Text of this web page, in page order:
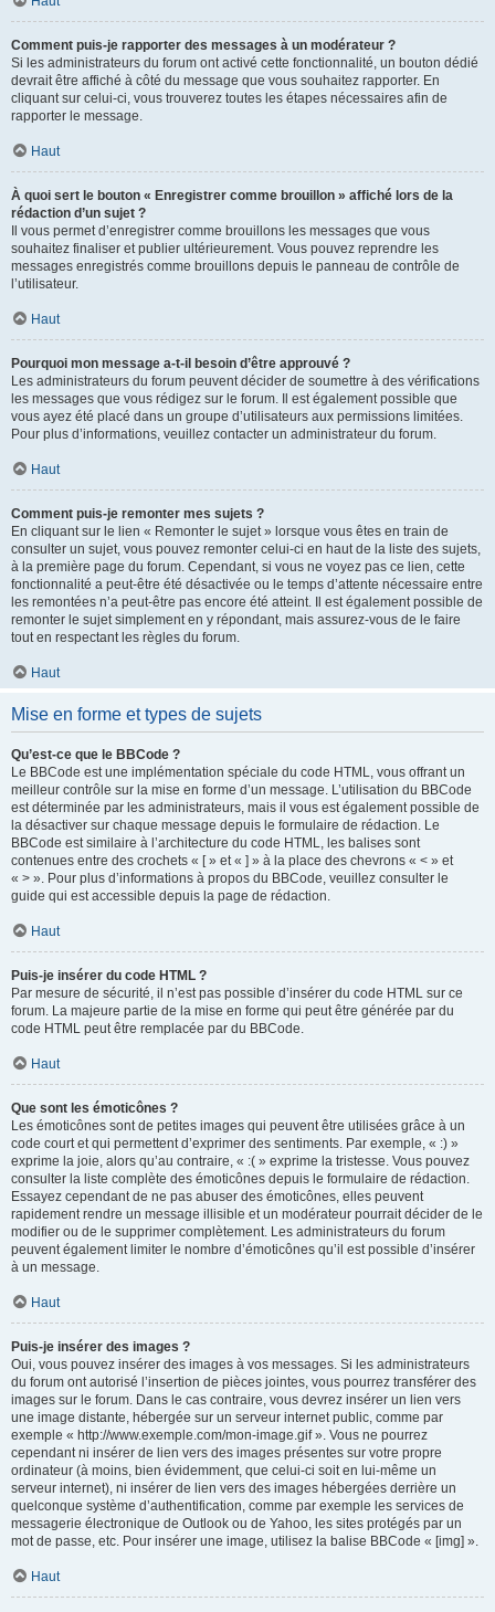
Comment puis-je rapporter des messages à un modérateur ?
Si les administrateurs du forum ont activé cette fonctionnalité, un bouton dédié
devrait être affiché à côté du message que vous souhaitez rapporter. En
cliquant sur celui-ci, vous trouverez toutes les étapes nécessaires afin de
rapporter le message.
Haut
À quoi sert le bouton « Enregistrer comme brouillon » affiché lors de la
rédaction d’un sujet ?
Il vous permet d’enregistrer comme brouillons les messages que vous
souhaitez finaliser et publier ultérieurement. Vous pouvez reprendre les
messages enregistrés comme brouillons depuis le panneau de contrôle de
l’utilisateur.
Haut
Pourquoi mon message a-t-il besoin d’être approuvé ?
Les administrateurs du forum peuvent décider de soumettre à des vérifications
les messages que vous rédigez sur le forum. Il est également possible que
vous ayez été placé dans un groupe d’utilisateurs aux permissions limitées.
Pour plus d’informations, veuillez contacter un administrateur du forum.
Haut
Comment puis-je remonter mes sujets ?
En cliquant sur le lien « Remonter le sujet » lorsque vous êtes en train de
consulter un sujet, vous pouvez remonter celui-ci en haut de la liste des sujets,
à la première page du forum. Cependant, si vous ne voyez pas ce lien, cette
fonctionnalité a peut-être été désactivée ou le temps d’attente nécessaire entre
les remontées n’a peut-être pas encore été atteint. Il est également possible de
remonter le sujet simplement en y répondant, mais assurez-vous de le faire
tout en respectant les règles du forum.
Haut
Mise en forme et types de sujets
Qu’est-ce que le BBCode ?
Le BBCode est une implémentation spéciale du code HTML, vous offrant un
meilleur contrôle sur la mise en forme d’un message. L’utilisation du BBCode
est déterminée par les administrateurs, mais il vous est également possible de
la désactiver sur chaque message depuis le formulaire de rédaction. Le
BBCode est similaire à l’architecture du code HTML, les balises sont
contenues entre des crochets « [ » et « ] » à la place des chevrons « < » et
« > ». Pour plus d’informations à propos du BBCode, veuillez consulter le
guide qui est accessible depuis la page de rédaction.
Haut
Puis-je insérer du code HTML ?
Par mesure de sécurité, il n’est pas possible d’insérer du code HTML sur ce
forum. La majeure partie de la mise en forme qui peut être générée par du
code HTML peut être remplacée par du BBCode.
Haut
Que sont les émoticônes ?
Les émoticônes sont de petites images qui peuvent être utilisées grâce à un
code court et qui permettent d’exprimer des sentiments. Par exemple, « :) »
exprime la joie, alors qu’au contraire, « :( » exprime la tristesse. Vous pouvez
consulter la liste complète des émoticônes depuis le formulaire de rédaction.
Essayez cependant de ne pas abuser des émoticônes, elles peuvent
rapidement rendre un message illisible et un modérateur pourrait décider de le
modifier ou de le supprimer complètement. Les administrateurs du forum
peuvent également limiter le nombre d’émoticônes qu’il est possible d’insérer
à un message.
Haut
Puis-je insérer des images ?
Oui, vous pouvez insérer des images à vos messages. Si les administrateurs
du forum ont autorisé l’insertion de pièces jointes, vous pourrez transférer des
images sur le forum. Dans le cas contraire, vous devrez insérer un lien vers
une image distante, hébergée sur un serveur internet public, comme par
exemple « http://www.exemple.com/mon-image.gif ». Vous ne pourrez
cependant ni insérer de lien vers des images présentes sur votre propre
ordinateur (à moins, bien évidemment, que celui-ci soit en lui-même un
serveur internet), ni insérer de lien vers des images hébergées derrière un
quelconque système d’authentification, comme par exemple les services de
messagerie électronique de Outlook ou de Yahoo, les sites protégés par un
mot de passe, etc. Pour insérer une image, utilisez la balise BBCode « [img] ».
Haut